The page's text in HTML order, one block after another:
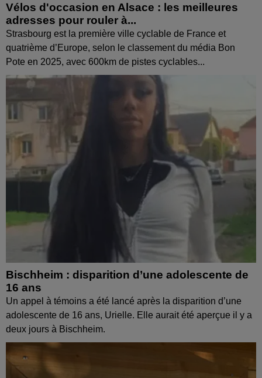
Vélos d'occasion en Alsace : les meilleures
adresses pour rouler à...
Strasbourg est la première ville cyclable de France et
quatrième d’Europe, selon le classement du média Bon
Pote en 2025, avec 600km de pistes cyclables...
Bischheim : disparition d’une adolescente de
16 ans
Un appel à témoins a été lancé après la disparition d’une
adolescente de 16 ans, Urielle. Elle aurait été aperçue il y a
deux jours à Bischheim.